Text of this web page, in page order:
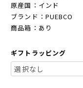
原産国：インド
ブランド：PUEBCO
商品箱：あり
ギフトラッピング